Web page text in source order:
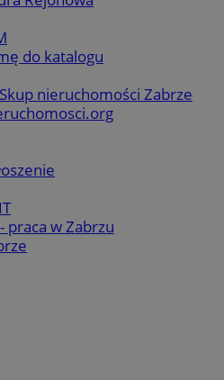
do katalogu
nieruchomości Zabrze
praca w Zabrzu